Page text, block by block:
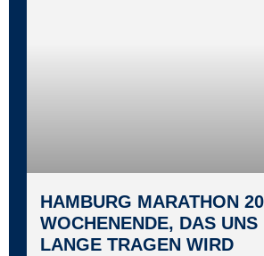
HAMBURG MARATHON
WOCHENENDE, DAS UNS
LANGE TRAGEN WIRD